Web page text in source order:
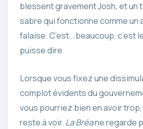
blessent gravement Josh, et un
sabre qui fonctionne comme un
falaise. C’est… beaucoup, c’est
puisse dire.
Lorsque vous fixez une
complot évidents du
vous pourriez bien en avoir
reste à voir. La Bréane regarde